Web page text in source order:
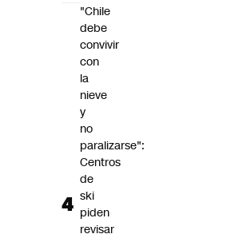
"Chile
debe
convivir
con
la
nieve
y
no
paralizarse":
Centros
de
ski
piden
revisar